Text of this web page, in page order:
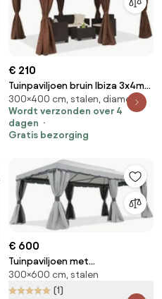
€ 210
Tuinpaviljoen bruin Ibiza 3x4m
Garden Point
300×400 cm, stalen, diameter
Wordt verzonden over 4
dagen
Gratis bezorging
€ 600
Tuinpaviljoen met
muskietennet en gordijnen grijs
Valencia 3x6m Garden Point
300×600 cm, stalen
(1)